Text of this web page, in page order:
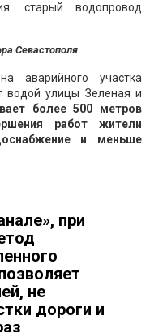
Севастополя
аварийного участка
водой улицы Зеленая и
более 500 метров
работ жители
и меньше
при
не
дороги и